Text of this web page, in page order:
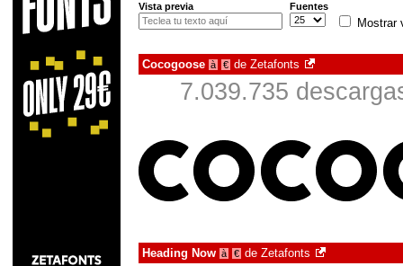
Vista previa Fuentes
Mostrar
Cocogoose à € de Zetafonts
7.039.735
Heading Now à € de Zetafonts